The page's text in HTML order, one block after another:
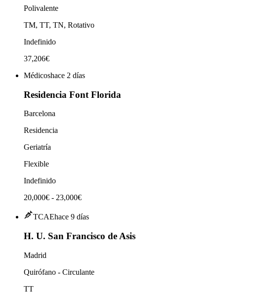
Polivalente
TM, TT, TN, Rotativo
Indefinido
37,206€
Médicoshace 2 días
Residencia Font Florida
Barcelona
Residencia
Geriatría
Flexible
Indefinido
20,000€ - 23,000€
TCAEhace 9 días
H. U. San Francisco de Asis
Madrid
Quirófano - Circulante
TT